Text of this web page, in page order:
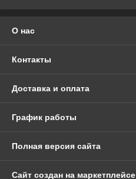
О нас
Контакты
Доставка и оплата
График работы
Полная версия сайта
Сайт создан на маркетплейсе